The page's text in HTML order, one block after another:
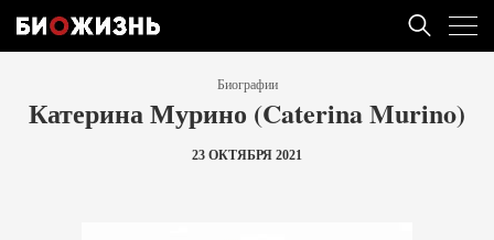
Биографии
Катерина Мурино (Caterina Murino)
23 ОКТЯБРЯ 2021